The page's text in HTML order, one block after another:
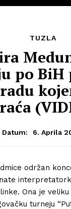
TUZLA
po BiH
Datum: 6. Aprila
održan
Ona je veliku
turneju